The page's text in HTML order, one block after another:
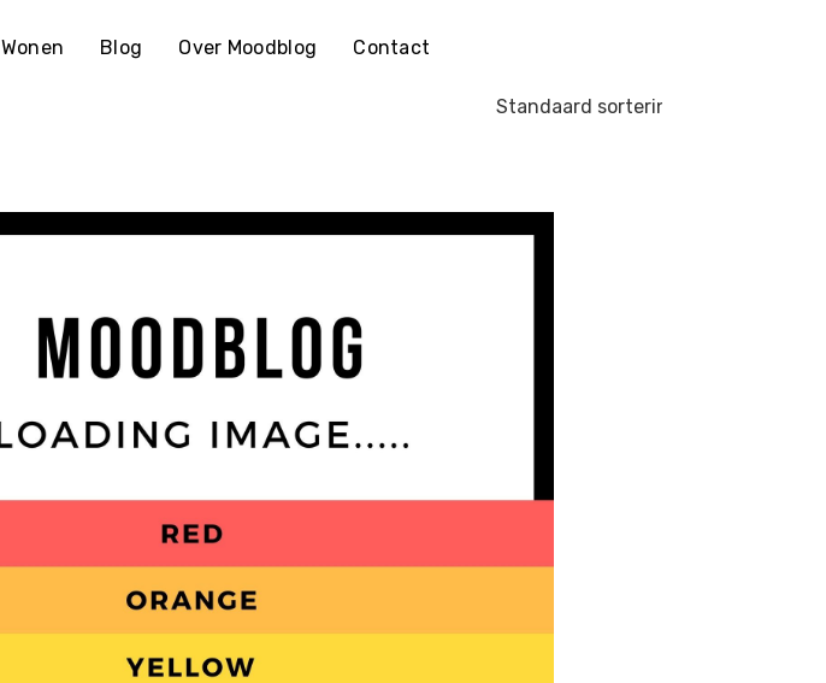
Wonen Blog Over Moodblog Contact